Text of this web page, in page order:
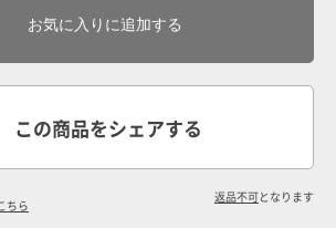
この商品をシェアする
ちら
返品不可となります